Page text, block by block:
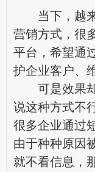
当下，越来
营销方式，很
平台 ，希望通
护企业客户、
可是效果却
说这种方式不
很多企业通过
由于种种原因
就不看信息，